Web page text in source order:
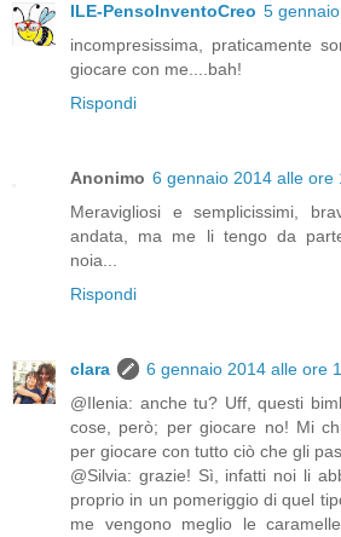
ILE-PensoInventoCreo 5
incompresissima, praticamente
giocare con me....bah!
Rispondi
Anonimo 6 gennaio 2014 alle ore
Meravigliosi e semplicissimi,
andata, ma me li tengo da
noia...
Rispondi
clara
6 gennaio 2014 alle ore
@Ilenia: anche tu? Uff, questi
cose, però; per giocare no! Mi
per giocare con tutto ciò che gli
@Silvia: grazie! Sì, infatti noi li
proprio in un pomeriggio di quel
me vengono meglio le